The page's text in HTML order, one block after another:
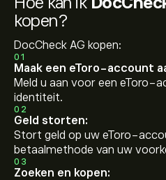
kopen?
DocCheck AG kopen:
01
Maak een eToro-account
Meld u aan voor een eToro-
identiteit.
02
Geld storten:
Stort geld op uw eToro-
betaalmethode van uw
03
Zoeken en kopen: